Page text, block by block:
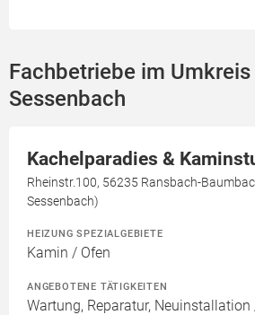
Fachbetriebe im Umkreis
Sessenbach
Kachelparadies &
Rheinstr.100, 56235 Ransbach-
Sessenbach)
HEIZUNG SPEZIALGEBIETE
Kamin / Ofen
ANGEBOTENE TÄTIGKEITEN
Wartung, Reparatur, Neuinstallation